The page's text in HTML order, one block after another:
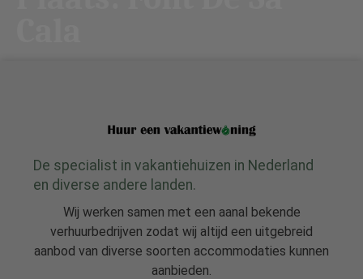
De specialist in vakantiehuizen in Nederland
en diverse andere landen.
Wij werken samen met een aanal bekende
verhuurbedrijven zodat wij altijd een uitgebreid
aanbod van diverse soorten accommodaties kunnen
aanbieden.